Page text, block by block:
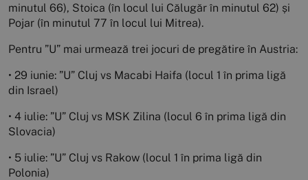
minutul 66), Stoica (în locul lui Călugăr în minutul 62) și
Pojar (în minutul 77 în locul lui Mitrea).
Pentru ”U” mai urmează trei jocuri de pregătire în Austria:
• 29 iunie: ”U” Cluj vs Macabi Haifa (locul 1 în prima ligă
din Israel)
• 4 iulie: ”U” Cluj vs MSK Zilina (locul 6 în prima ligă din
Slovacia)
• 5 iulie: ”U” Cluj vs Rakow (locul 1 în prima ligă din
Polonia)